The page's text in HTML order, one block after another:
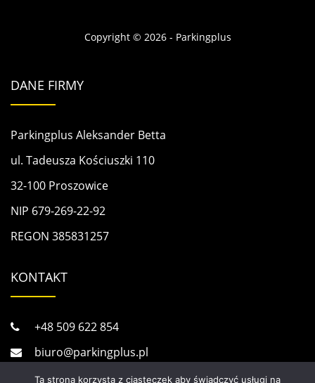
Copyright © 2026 - Parkingplus
DANE FIRMY
Parkingplus Aleksander Betta
ul. Tadeusza Kościuszki 110
32-100 Proszowice
NIP 679-269-22-92
REGON 385831257
KONTAKT
+48 509 622 854
biuro@parkingplus.pl
serwis@parkingplus.pl
Ta strona korzysta z ciasteczek aby świadczyć usługi na